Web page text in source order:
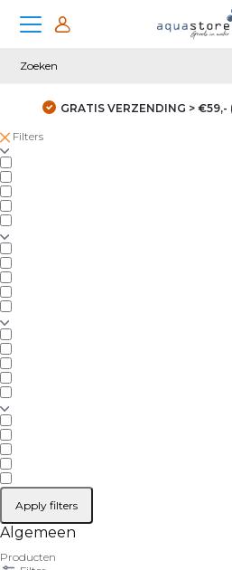
GRATIS VERZENDING >
Filters
Apply filters
Algemeen
Producten